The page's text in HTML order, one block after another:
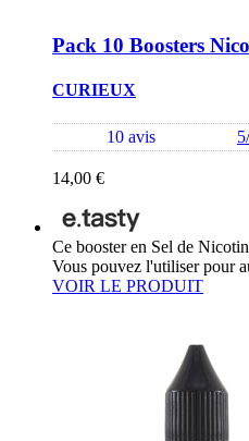
Pack 10 Boosters
CURIEUX
10 avis
14,00 €
Ce booster en Sel de
Vous pouvez l'utiliser pour
VOIR LE PRODUIT